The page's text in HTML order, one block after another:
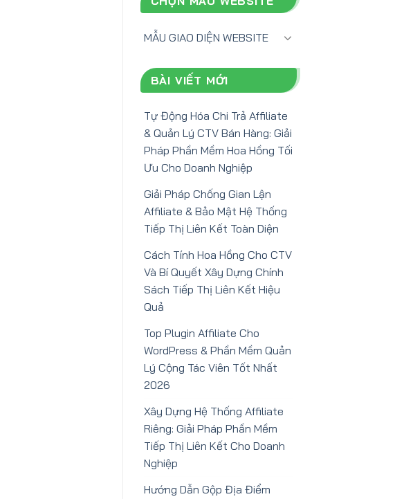
MẪU GIAO DIỆN WEBSITE
BÀI VIẾT MỚI
Tự Động Hóa Chi Trả Affiliate
& Quản Lý CTV Bán Hàng: Giải
Pháp Phần Mềm Hoa Hồng Tối
Ưu Cho Doanh Nghiệp
Giải Pháp Chống Gian Lận
Affiliate & Bảo Mật Hệ Thống
Tiếp Thị Liên Kết Toàn Diện
Cách Tính Hoa Hồng Cho CTV
Và Bí Quyết Xây Dựng Chính
Sách Tiếp Thị Liên Kết Hiệu
Quả
Top Plugin Affiliate Cho
WordPress & Phần Mềm Quản
Lý Cộng Tác Viên Tốt Nhất
2026
Xây Dựng Hệ Thống Affiliate
Riêng: Giải Pháp Phần Mềm
Tiếp Thị Liên Kết Cho Doanh
Nghiệp
Hướng Dẫn Gộp Địa Điểm